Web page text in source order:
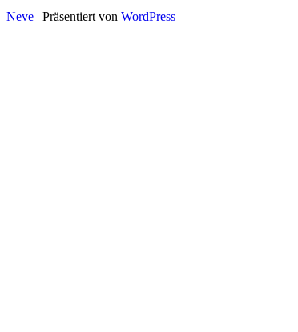
Neve | Präsentiert von WordPress